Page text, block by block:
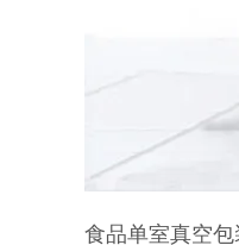
食品单室真空